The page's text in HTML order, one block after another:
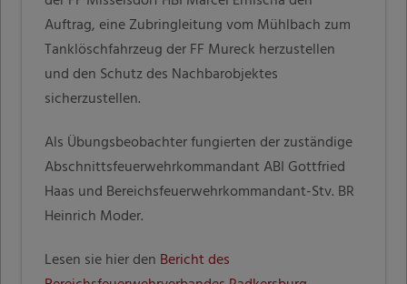
Auftrag, eine Zubringleitung vom Mühlbach zum
Tanklöschfahrzeug der FF Mureck herzustellen
und den Schutz des Nachbarobjektes
sicherzustellen.
Als Übungsbeobachter fungierten der zuständige
Abschnittsfeuerwehrkommandant ABI Gottfried
Haas und Bereichsfeuerwehrkommandant-Stv. BR
Heinrich Moder.
Lesen sie hier den Bericht des